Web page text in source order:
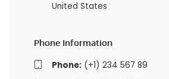
United States
Phone Information
Phone:(+1) 234 567 89